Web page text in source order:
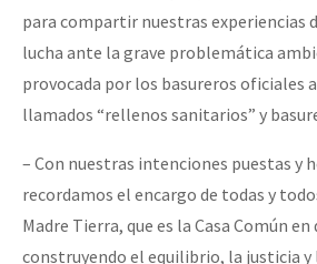
para compartir nuestras experiencias
lucha ante la grave problemática
provocada por los basureros oficiales
llamados “rellenos sanitarios” y
– Con nuestras intenciones puestas y
recordamos el encargo de todas y
Madre Tierra, que es la Casa Común
construyendo el equilibrio, la justicia y